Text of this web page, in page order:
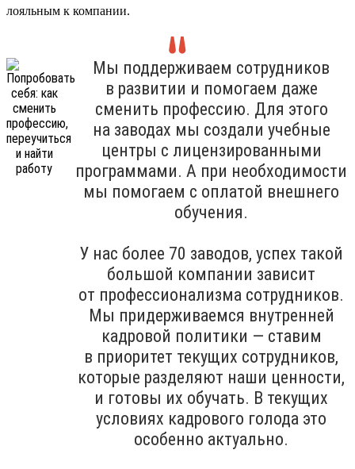
лояльным к компании.
Мы поддерживаем сотрудников
в развитии и помогаем даже
сменить профессию. Для этого
на заводах мы создали учебные
центры с лицензированными
программами. А при необходимости
мы помогаем с оплатой внешнего
обучения.
У нас более 70 заводов, успех такой
большой компании зависит
от профессионализма сотрудников.
Мы придерживаемся внутренней
кадровой политики — ставим
в приоритет текущих сотрудников,
которые разделяют наши ценности,
и готовы их обучать. В текущих
условиях кадрового голода это
особенно актуально.